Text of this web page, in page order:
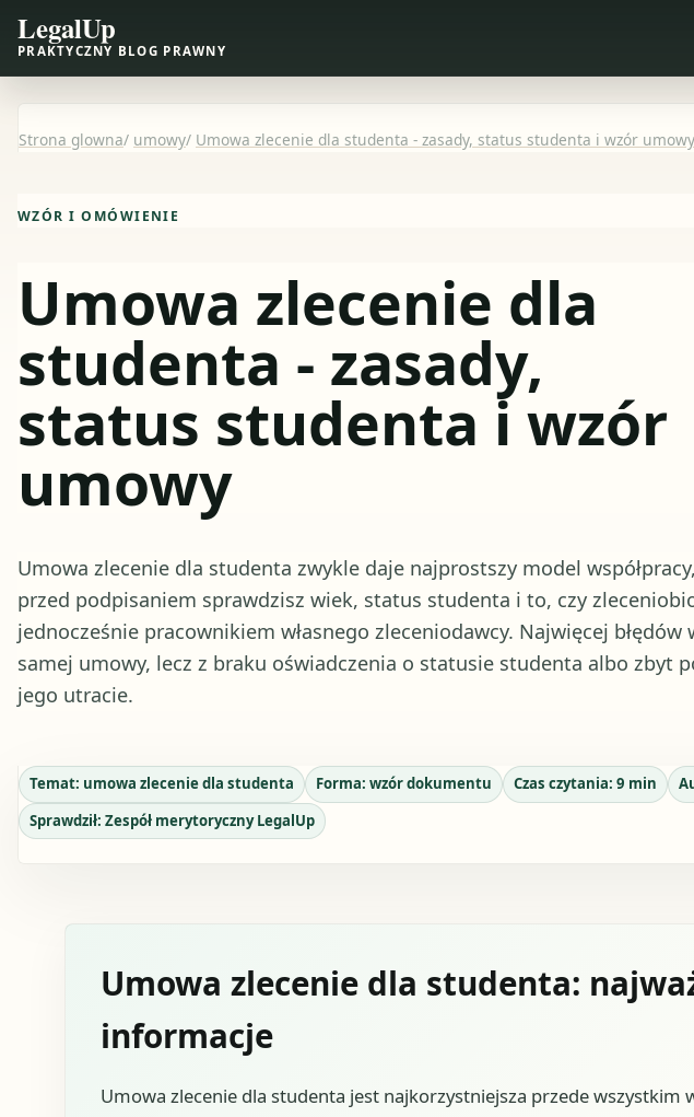
LegalUp
PRAKTYCZNY BLOG PRAWNY
Strona glowna/ umowy/ Umowa zlecenie dla studenta - zasady, status studenta i wzór umowy
WZÓR I OMÓWIENIE
Umowa zlecenie dla
studenta - zasady,
status studenta i wzór
umowy
Umowa zlecenie dla studenta zwykle daje najprostszy model
przed podpisaniem sprawdzisz wiek, status studenta i to, czy
jednocześnie pracownikiem własnego zleceniodawcy. Najwięcej błędów
samej umowy, lecz z braku oświadczenia o statusie studenta albo zbyt
jego utracie.
Temat: umowa zlecenie dla studenta Forma: wzór dokumentu Czas czytania: 9 min
Sprawdził: Zespół merytoryczny LegalUp
Umowa zlecenie dla studenta:
informacje
Umowa zlecenie dla studenta jest najkorzystniejsza przede wszystkim